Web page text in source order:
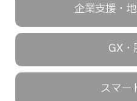
企業支援・
GX
スマー